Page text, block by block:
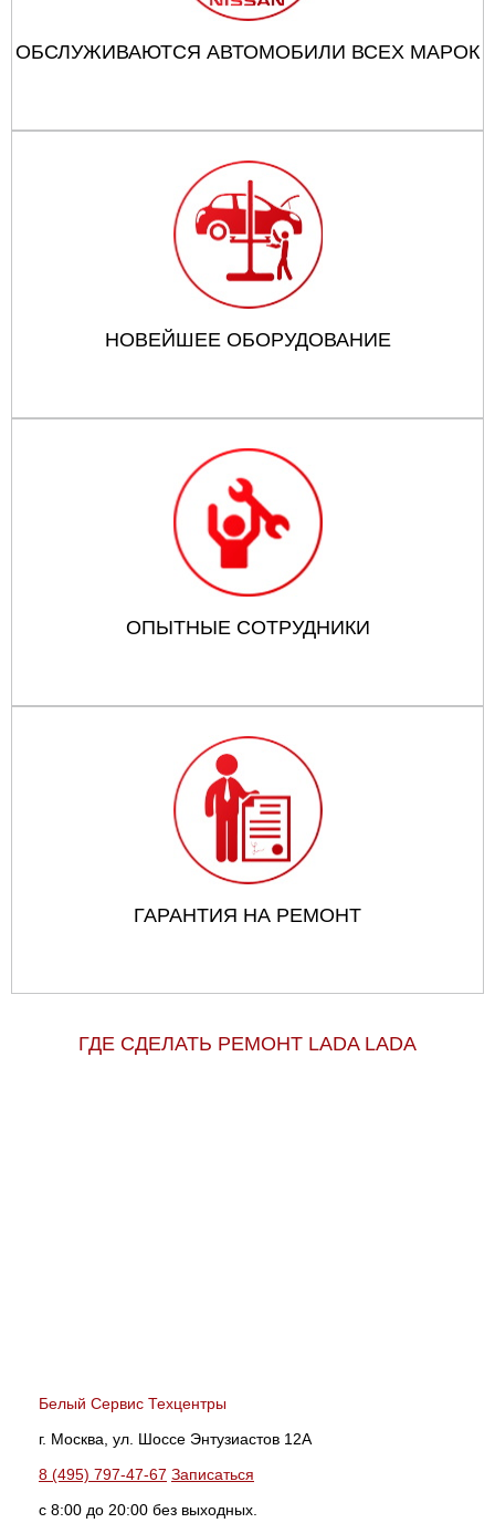
ОБСЛУЖИВАЮТСЯ АВТОМОБИЛИ ВСЕХ МАРОК
НОВЕЙШЕЕ ОБОРУДОВАНИЕ
ОПЫТНЫЕ СОТРУДНИКИ
ГАРАНТИЯ НА РЕМОНТ
ГДЕ СДЕЛАТЬ РЕМОНТ LADA LADA
Белый Сервис Техцентры
г. Москва, ул. Шоссе Энтузиастов 12А
8 (495) 797-47-67 Записаться
с 8:00 до 20:00 без выходных.